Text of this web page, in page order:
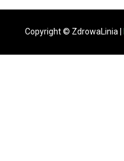
Copyright © ZdrowaLinia |